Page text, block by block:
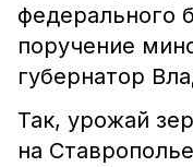
федерального
поручение
губернатор
Так, урожай
на